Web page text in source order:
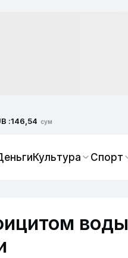
:146,54 сум
Культура Спорт
воды